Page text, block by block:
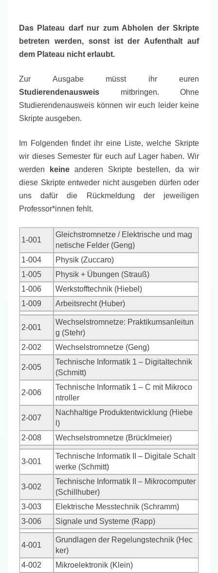
Das Plateau darf nur zum Abholen der Skripte
betreten werden, sonst ist der Aufenthalt auf
dem Plateau nicht erlaubt.
Zur Ausgabe müsst ihr euren
Studierendenausweis mitbringen. Ohne
Studierendenausweis können wir euch leider keine
Skripte ausgeben.
Im Folgenden findet ihr eine Liste, welche Skripte
wir dieses Semester für euch auf Lager haben. Wir
werden
keine anderen Skripte bestellen, da wir
diese Skripte entweder nicht ausgeben dürfen oder
uns dafür die Rückmeldung der jeweiligen
Professor*innen fehlt.
1-001
Gleichstromnetze / Elektrische und mag
netische Felder (Geng)
1-004
Physik (Zuccaro)
1-005
Physik + Übungen (Strauß)
1-006
Werkstofftechnik (Hiebel)
1-009
Arbeitsrecht (Huber)
2-001
Wechselstromnetze: Praktikumsanleitun
g (Stehr)
2-002
Wechselstromnetze (Geng)
2-005
Technische Informatik 1 – Digitaltechnik
(Schmitt)
2-006
Technische Informatik 1 – C mit Mikroco
ntroller
2-007
Nachhaltige Produktentwicklung (Hiebe
l)
2-008
Wechselstromnetze (Brücklmeier)
3-001
Technische Informatik II – Digitale Schalt
werke (Schmitt)
3-002
Technische Informatik II – Mikrocomputer
(Schillhuber)
3-003
Elektrische Messtechnik (Schramm)
3-006
Signale und Systeme (Rapp)
4-001
Grundlagen der Regelungstechnik (Hec
ker)
4-002
Mikroelektronik (Klein)